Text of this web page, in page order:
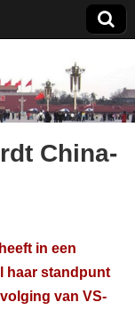
China-
in een
haar standpunt
van VS-